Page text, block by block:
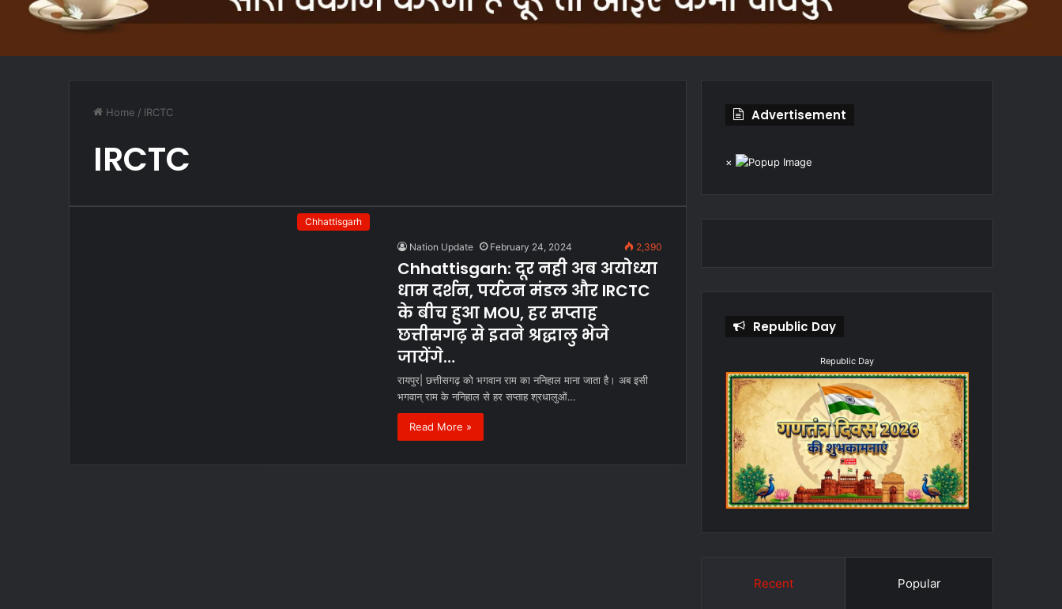
Home / IRCTC
IRCTC
Chhattisgarh
Nation Update February 24, 2024 2,390
Chhattisgarh: दूर नही अब अयोध्या
धाम दर्शन, पर्यटन मंडल और IRCTC
के बीच हुआ MOU, हर सप्ताह
छत्तीसगढ़ से इतने श्रद्धालु भेजे
जायेंगे…
रायपुर| छत्तीसगढ़ को भगवान राम का ननिहाल माना जाता है। अब इसी
भगवान् राम के ननिहाल से हर सप्ताह श्रधालुओं…
Read More »
Advertisement
×
Republic Day
Republic Day
Recent Popular